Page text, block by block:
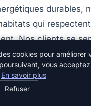
durables,
qui respectent
Nos clients se
investissent dans
impact climatique
un confort optimal.
cookies pour améliorer
vous
En savoir plus
Refuser